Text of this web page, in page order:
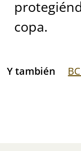
copa.
Y también